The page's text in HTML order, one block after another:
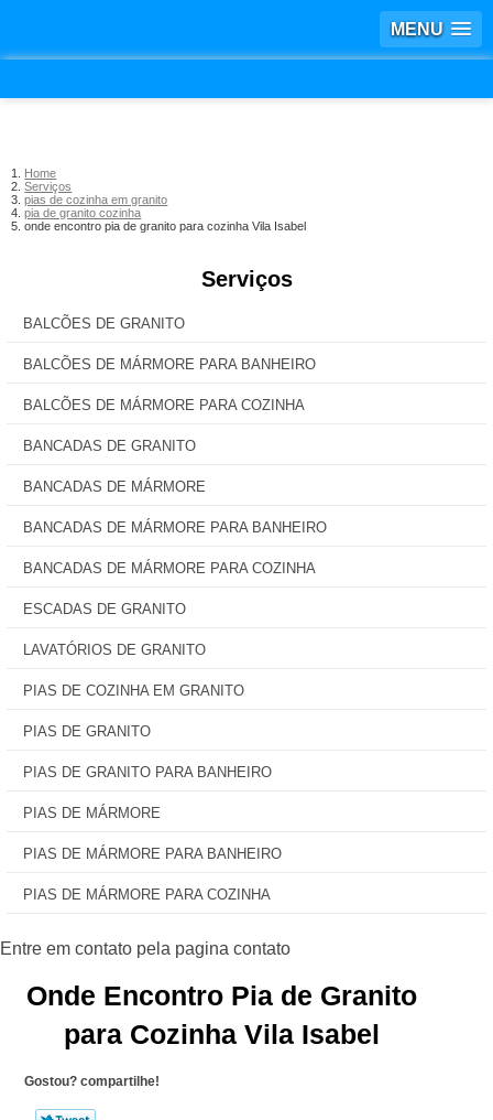
MENU
Home
Serviços
pias de cozinha em granito
pia de granito cozinha
onde encontro pia de granito para cozinha Vila Isabel
Serviços
BALCÕES DE GRANITO
BALCÕES DE MÁRMORE PARA BANHEIRO
BALCÕES DE MÁRMORE PARA COZINHA
BANCADAS DE GRANITO
BANCADAS DE MÁRMORE
BANCADAS DE MÁRMORE PARA BANHEIRO
BANCADAS DE MÁRMORE PARA COZINHA
ESCADAS DE GRANITO
LAVATÓRIOS DE GRANITO
PIAS DE COZINHA EM GRANITO
PIAS DE GRANITO
PIAS DE GRANITO PARA BANHEIRO
PIAS DE MÁRMORE
PIAS DE MÁRMORE PARA BANHEIRO
PIAS DE MÁRMORE PARA COZINHA
Onde Encontro Pia de Granito
para Cozinha Vila Isabel
Gostou? compartilhe!